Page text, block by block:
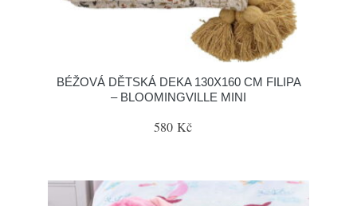
BÉŽOVÁ DĚTSKÁ DEKA 130X160 CM FILIPA
– BLOOMINGVILLE MINI
580 Kč